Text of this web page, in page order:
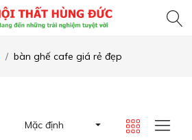
bàn ghế cafe giá rẻ đẹp
Mặc định